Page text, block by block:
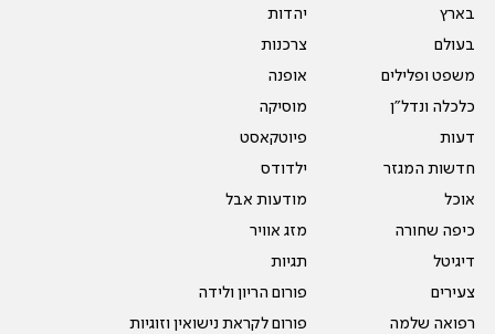
בארץ
בעולם
משפט ופלילים
כלכלה ונדל"ן
דעות
חדשות המגזר
אוכל
כיפה שחורה
דיגיטל
צעירים
רפואה שלמה
יהדות
צרכנות
אופנה
מוסיקה
פיוטקאסט
ילדודס
מודעות אבל
מזג אוויר
תגיות
פורום הריון ולידה
פורום לקראת נישואין וזוגיות